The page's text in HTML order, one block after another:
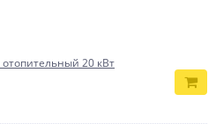
отопительный 20 кВт